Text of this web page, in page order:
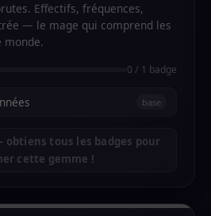
Effectifs, fréquences,
— le mage qui comprend les
monde.
0 / 1 badge
base
obtiens tous les badges pour
cette gemme !